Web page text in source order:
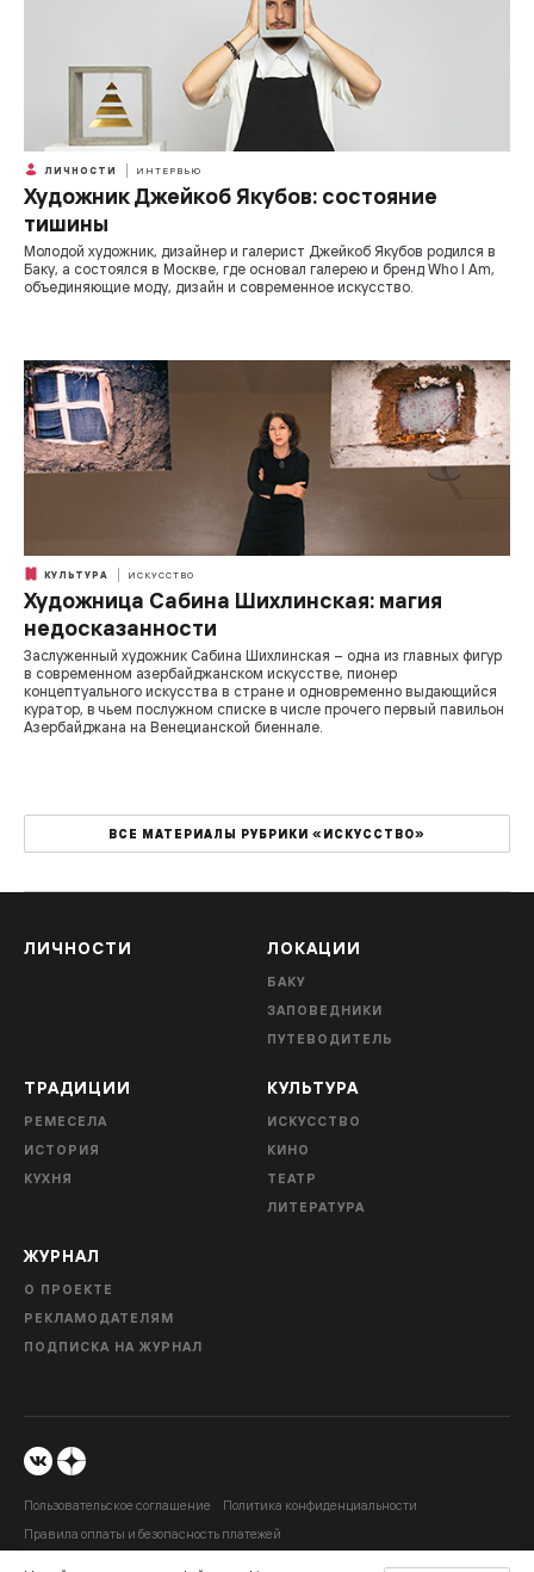
ЛИЧНОСТИ ИНТЕРВЬЮ
Художник Джейкоб Якубов: состояние
тишины
Молодой художник, дизайнер и галерист Джейкоб Якубов родился в
Баку, а состоялся в Москве, где основал галерею и бренд Who I Am,
объединяющие моду, дизайн и современное искусство.
КУЛЬТУРА ИСКУССТВО
Художница Сабина Шихлинская: магия
недосказанности
Заслуженный художник Сабина Шихлинская – одна из главных фигур
в современном азербайджанском искусстве, пионер
концептуального искусства в стране и одновременно выдающийся
куратор, в чьем послужном списке в числе прочего первый павильон
Азербайджана на Венецианской биеннале.
ВСЕ МАТЕРИАЛЫ РУБРИКИ «ИСКУССТВО»
ЛИЧНОСТИ ЛОКАЦИИ
БАКУ
ЗАПОВЕДНИКИ
ПУТЕВОДИТЕЛЬ
ТРАДИЦИИ
РЕМЕСЕЛА
ИСТОРИЯ
КУХНЯ
КУЛЬТУРА
ИСКУССТВО
КИНО
ТЕАТР
ЛИТЕРАТУРА
ЖУРНАЛ
О ПРОЕКТЕ
РЕКЛАМОДАТЕЛЯМ
ПОДПИСКА НА ЖУРНАЛ
Пользовательское соглашение
Политика конфиденциальности
Правила оплаты и безопасность платежей